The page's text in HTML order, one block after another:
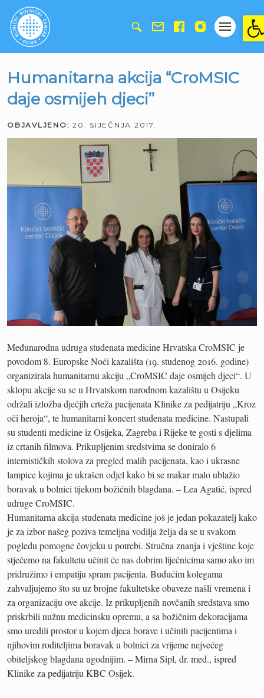
Humanitarna akcija “CroMSIC
daje osmijeh djeci”
OBJAVLJENO: 20. SIJEČNJA 2017.
Međunarodna udruga studenata medicine Hrvatska CroMSIC je
povodom 8. Europske Noći kazališta (19. studenog 2016. godine)
organizirala humanitarnu akciju „CroMSIC daje osmijeh djeci“. U
sklopu akcije su se u Hrvatskom narodnom kazalištu u Osijeku
održali izložba dječjih crteža pacijenata Klinike za pedijatriju „Kroz
oči heroja“, te humanitarni koncert studenata medicine. Nastupali
su studenti medicine iz Osijeka, Zagreba i Rijeke te gosti s djelima
iz crtanih filmova. Prikupljenim sredstvima se doniralo 6
internističkih stolova za pregled malih pacijenata, kao i ukrasne
lampice kojima je ukrašen odjel kako bi se makar malo ublažio
boravak u bolnici tijekom božićnih blagdana. – Lea Agatić, ispred
udruge CroMSIC.
Humanitarna akcija studenata medicine još je jedan pokazatelj kako
je za izbor našeg poziva temeljna vodilja želja da se u svakom
pogledu pomogne čovjeku u potrebi. Stručna znanja i vještine koje
stječemo na fakultetu učinit će nas dobrim liječnicima samo ako im
pridružimo i empatiju spram pacijenta. Budućim kolegama
zahvaljujemo što su uz brojne fakultetske obaveze našli vremena i
za organizaciju ove akcije. Iz prikupljenih novčanih sredstava smo
priskrbili nužnu medicinsku opremu, a sa božičnim dekoracijama
smo uredili prostor u kojem djeca borave i učinili pacijentima i
njihovim roditeljima boravak u bolnici za vrijeme nejvećeg
obiteljskog blagdana ugodnijim. – Mirna Sipl, dr. med., ispred
Klinike za pedijatriju KBC Osijek.